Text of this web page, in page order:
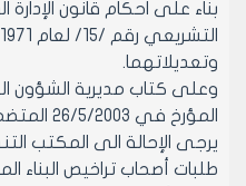
بناء على احكام قانون الإدارة
وتعديلاتهما.
وعلى كتاب مديرية الشؤون
المؤرخ في 26/5/2003 المتضمن:
يرجى الإحالة الى المكتب
طلبات أصحاب تراخيص البناء